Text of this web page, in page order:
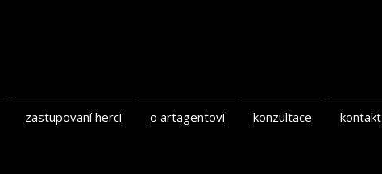
zastupovaní herci o artagentovi konzultace kontakt